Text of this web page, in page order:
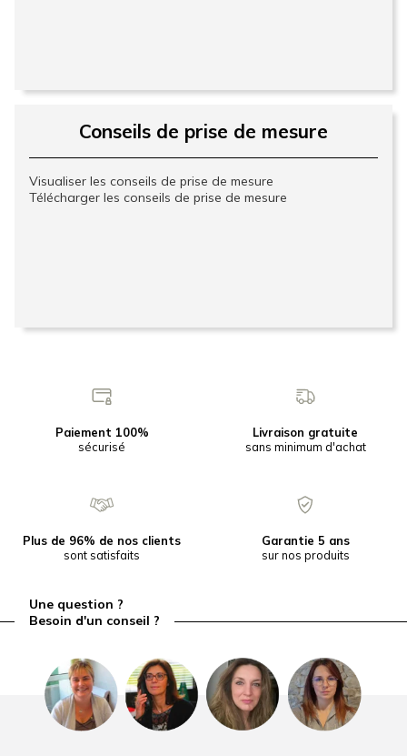
Conseils de prise de mesure
Visualiser les conseils de prise de mesure
Télécharger les conseils de prise de mesure
Paiement 100%
sécurisé
Livraison gratuite
sans minimum d'achat
Plus de 96% de nos clients
sont satisfaits
Garantie 5 ans
sur nos produits
Une question ?
Besoin d'un conseil ?